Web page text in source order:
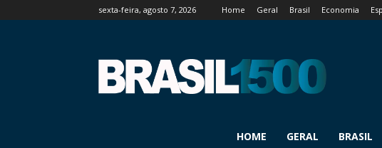
sexta-feira, agosto 7, 2026 Home Geral Brasil Economia
HOME GERAL BRASIL